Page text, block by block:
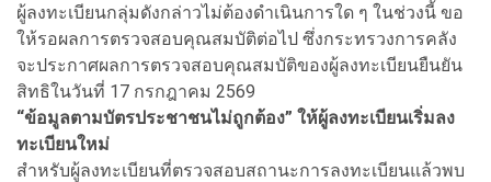
ผู้ลงทะเบียนกลุ่มดังกล่าวไม่ต้องดำเนินการใด ๆ ในช่วงนี้ ขอ
ให้รอผลการตรวจสอบคุณสมบัติต่อไป ซึ่งกระทรวงการคลัง
จะประกาศผลการตรวจสอบคุณสมบัติของผู้ลงทะเบียนยืนยัน
สิทธิในวันที่ 17 กรกฎาคม 2569
“ข้อมูลตามบัตรประชาชนไม่ถูกต้อง” ให้ผู้ลงทะเบียนเริ่มลง
ทะเบียนใหม่
สำหรับผู้ลงทะเบียนที่ตรวจสอบสถานะการลงทะเบียนแล้วพบ